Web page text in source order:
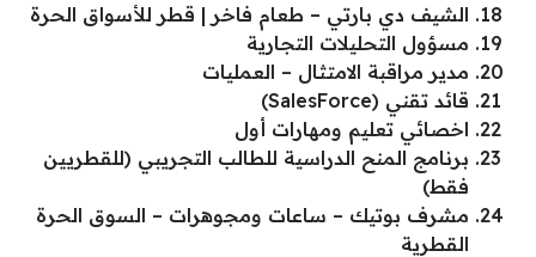
الشيف دي بارتي – طعام فاخر | قطر للأسواق الحرة
مسؤول التحليلات التجارية
مدير مراقبة الامتثال – العمليات
قائد تقني (SalesForce)
اخصائي تعليم ومهارات أول
برنامج المنح الدراسية للطالب التجريبي (للقطريين
فقط)
مشرف بوتيك – ساعات ومجوهرات – السوق الحرة
القطرية